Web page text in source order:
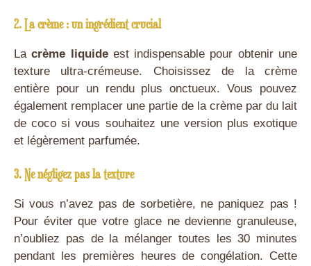
2. La crème : un ingrédient crucial
Lacrème liquideest indispensable pour obtenir une
texture ultra-crémeuse. Choisissez de la crème
entière pour un rendu plus onctueux. Vous pouvez
également remplacer une partie de la crème par du lait
de coco si vous souhaitez une version plus exotique
et légèrement parfumée.
3. Ne négligez pas la texture
Si vous n’avez pas de sorbetière, ne paniquez pas !
Pour éviter que votre glace ne devienne granuleuse,
n’oubliez pas de la mélanger toutes les 30 minutes
pendant les premières heures de congélation. Cette